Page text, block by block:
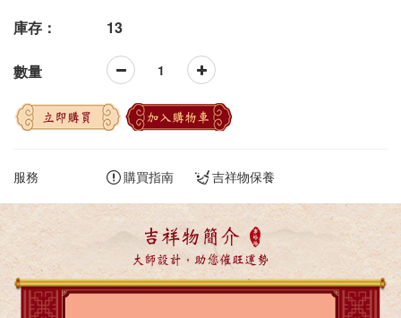
庫存： 13
數量
立即購買 加入購物車
服務 購買指南 吉祥物保養
吉祥物簡介
大師設計，助您催旺運勢